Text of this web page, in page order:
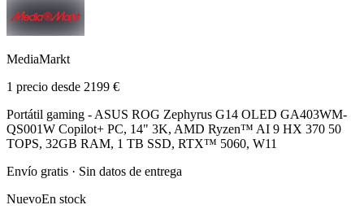
MediaMarkt
1 precio desde 2199 €
Portátil gaming - ASUS ROG Zephyrus G14 OLED GA403WM-
QS001W Copilot+ PC, 14" 3K, AMD Ryzen™ AI 9 HX 370 50
TOPS, 32GB RAM, 1 TB SSD, RTX™ 5060, W11
Envío gratis · Sin datos de entrega
NuevoEn stock